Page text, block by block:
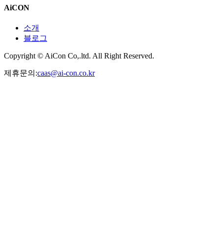
AiCON
소개
블로그
Copyright © AiCon Co,.ltd. All Right Reserved.
제휴문의:caas@ai-con.co.kr